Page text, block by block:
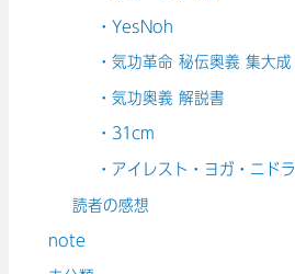
・YesNoh
・気功革命 秘伝奥義 集大成
・気功奥義 解説書
・31cm
・アイレスト・ヨガ・ニドラ
読者の感想
note